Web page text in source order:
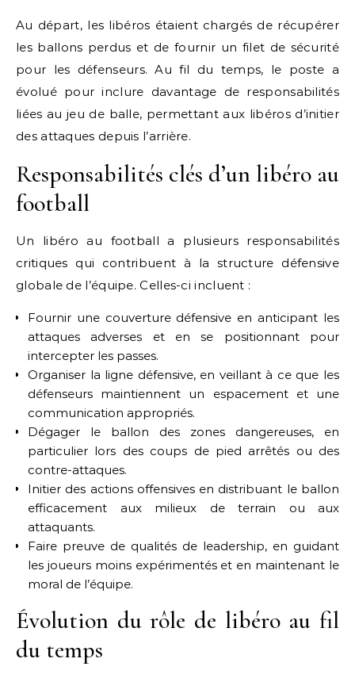
Au départ, les libéros étaient chargés de récupérer
les ballons perdus et de fournir un filet de sécurité
pour les défenseurs. Au fil du temps, le poste a
évolué pour inclure davantage de responsabilités
liées au jeu de balle, permettant aux libéros d’initier
des attaques depuis l’arrière.
Responsabilités clés d’un libéro au
football
Un libéro au football a plusieurs responsabilités
critiques qui contribuent à la structure défensive
globale de l’équipe. Celles-ci incluent :
Fournir une couverture défensive en anticipant les
attaques adverses et en se positionnant pour
intercepter les passes.
Organiser la ligne défensive, en veillant à ce que les
défenseurs maintiennent un espacement et une
communication appropriés.
Dégager le ballon des zones dangereuses, en
particulier lors des coups de pied arrêtés ou des
contre-attaques.
Initier des actions offensives en distribuant le ballon
efficacement aux milieux de terrain ou aux
attaquants.
Faire preuve de qualités de leadership, en guidant
les joueurs moins expérimentés et en maintenant le
moral de l’équipe.
Évolution du rôle de libéro au fil
du temps